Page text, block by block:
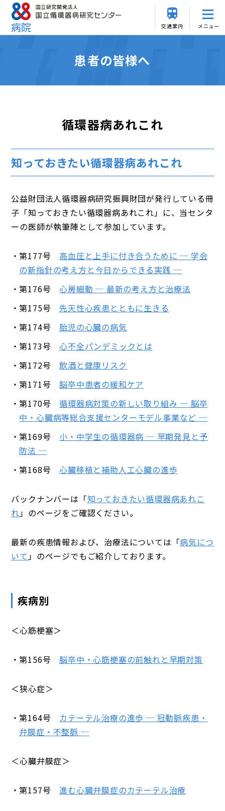
交通案内 メニュー
患者の皆様へ
循環器病あれこれ
知っておきたい循環器病あれこれ
公益財団法人循環器病研究振興財団が発行している冊
子「知っておきたい循環器病あれこれ」に、当センタ
ーの医師が執筆陣として参加しています。
第177号高血圧と上手に付き合うために ─ 学会
の新指針の考え方と今日からできる実践 ─
第176号心房細動 ─ 最新の考え方と治療法
第175号先天性心疾患とともに生きる
第174号胎児の心臓の病気
第173号心不全パンデミックとは
第172号飲酒と健康リスク
第171号脳卒中患者の緩和ケア
第170号循環器病対策の新しい取り組み ─ 脳卒
中・心臓病等総合支援センターモデル事業など ─
第169号 小・中学生の循環器病 ─ 早期発見と予
防法 ─
第168号心臓移植と補助人工心臓の進歩
バックナンバーは「知っておきたい循環器病あれこ
れ」のページをご確認ください。
最新の疾患情報および、治療法については「病気につ
いて」のページでもご紹介しております。
疾病別
＜心筋梗塞＞
第156号脳卒中・心筋梗塞の前触れと早期対策
＜狭心症＞
第164号 カテーテル治療の進歩 ─ 冠動脈疾患・
弁膜症・不整脈 ─
＜心臓弁膜症＞
第157号進む心臓弁膜症のカテーテル治療